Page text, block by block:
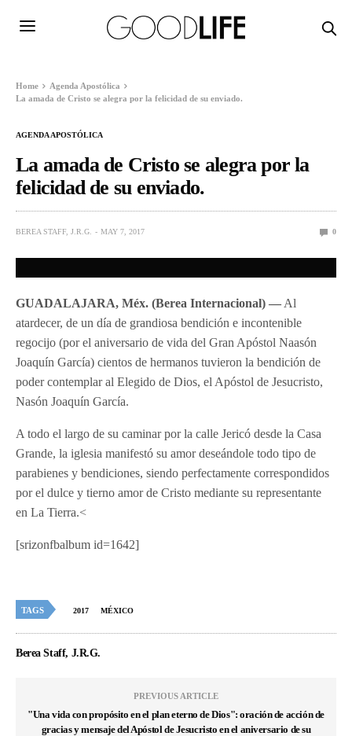
Home
Agenda Apostólica
La amada de Cristo se alegra por la felicidad de su enviado.
AGENDA APOSTÓLICA
La amada de Cristo se alegra por la
felicidad de su enviado.
BEREA STAFF, J.R.G. MAY 7, 2017 0
GUADALAJARA, Méx. (Berea Internacional) — Al
atardecer, de un día de grandiosa bendición e incontenible
regocijo (por el aniversario de vida del Gran Apóstol Naasón
Joaquín García) cientos de hermanos tuvieron la bendición de
poder contemplar al Elegido de Dios, el Apóstol de Jesucristo,
Nasón Joaquín García.
A todo el largo de su caminar por la calle Jericó desde la Casa
Grande, la iglesia manifestó su amor deseándole todo tipo de
parabienes y bendiciones, siendo perfectamente correspondidos
por el dulce y tierno amor de Cristo mediante su representante
en La Tierra.<
[srizonfbalbum id=1642]
TAGS 2017 MÉXICO
Berea Staff, J.R.G.
PREVIOUS ARTICLE
"Una vida con propósito en el plan eterno de Dios": oración de acción de
gracias y mensaje del Apóstol de Jesucristo en el aniversario de su